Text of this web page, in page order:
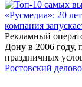
«Русмедиа»: 20
компания
Рекламный
Дону в 2006 году,
праздничных
Ростовский